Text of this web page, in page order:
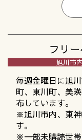
フリ
旭川市
毎週金曜日に旭
町、東川町、美
布しています。
※旭川市内、東
す。
※一部未購読世帯